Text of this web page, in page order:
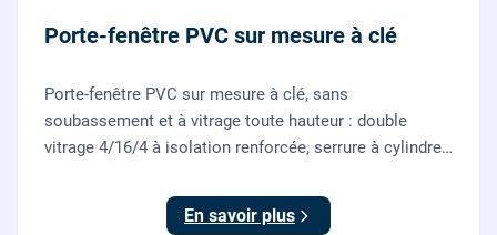
Porte-fenêtre PVC sur mesure à clé
Porte-fenêtre PVC sur mesure à clé, sans
soubassement et à vitrage toute hauteur : double
vitrage 4/16/4 à isolation renforcée, serrure à cylindre
En savoir plus